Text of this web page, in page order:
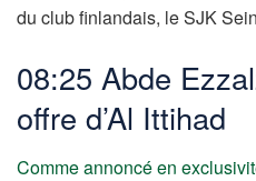
du club finlandais, le SJK
08:25 Abde
offre d’Al Ittihad
Comme annoncé en